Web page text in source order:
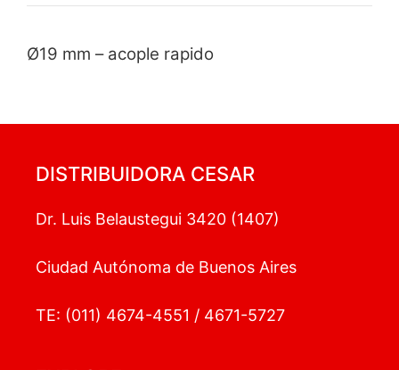
Ø19 mm – acople rapido
DISTRIBUIDORA CESAR
Dr. Luis Belaustegui 3420 (1407)
Ciudad Autónoma de Buenos Aires
TE: (011) 4674-4551 / 4671-5727